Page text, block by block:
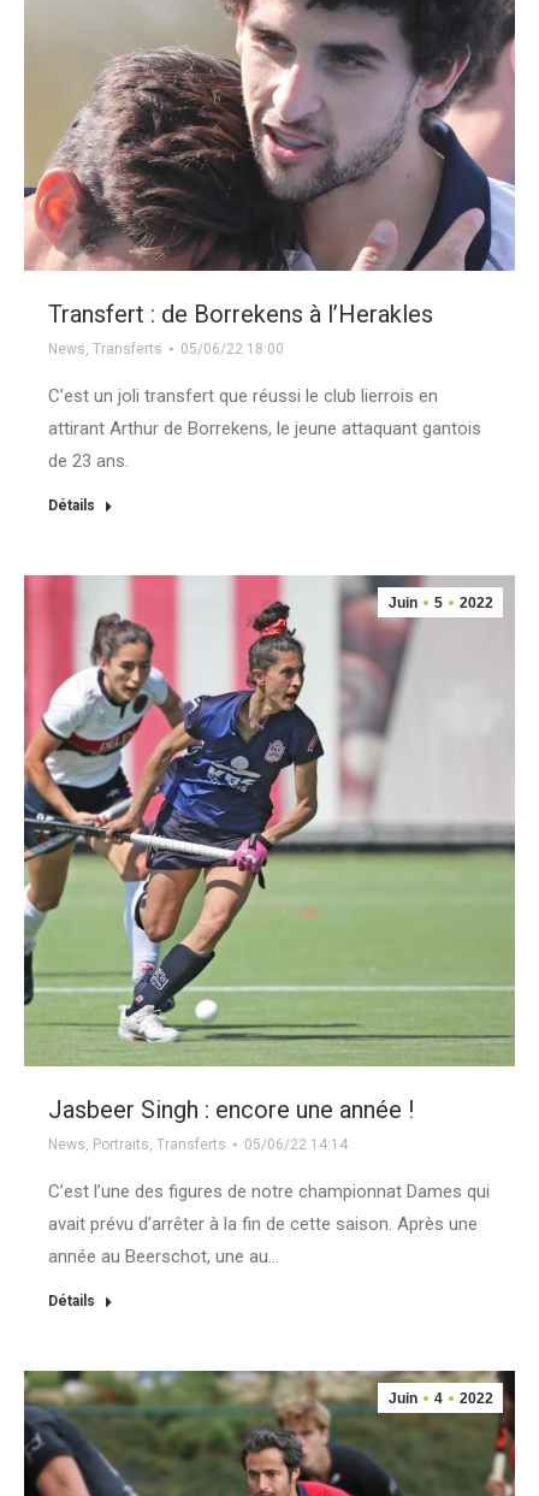
Transfert : de Borrekens à l’Herakles
News, Transferts 05/06/22 18:00
C’est un joli transfert que réussi le club lierrois en
attirant Arthur de Borrekens, le jeune attaquant gantois
de 23 ans.
Détails
Juin 5 2022
Jasbeer Singh : encore une année !
News, Portraits, Transferts 05/06/22 14:14
C’est l’une des figures de notre championnat Dames qui
avait prévu d’arrêter à la fin de cette saison. Après une
année au Beerschot, une au…
Détails
Juin 4 2022